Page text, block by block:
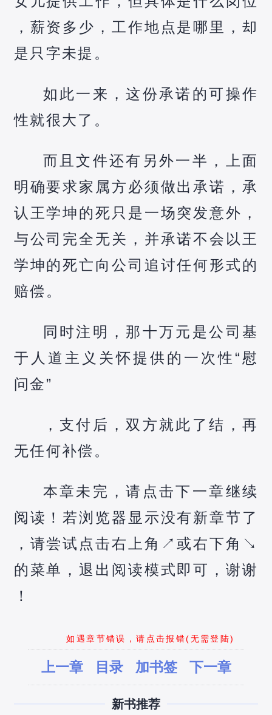
，薪资多少，工作地点是哪里，却
是只字未提。
如此一来，这份承诺的可操作
性就很大了。
而且文件还有另外一半，上面
明确要求家属方必须做出承诺，承
认王学坤的死只是一场突发意外，
与公司完全无关，并承诺不会以王
学坤的死亡向公司追讨任何形式的
赔偿。
同时注明，那十万元是公司基
于人道主义关怀提供的一次性“慰
问金”
，支付后，双方就此了结，再
无任何补偿。
本章未完，请点击下一章继续
阅读！若浏览器显示没有新章节了
，请尝试点击右上角↗️或右下角↘️
的菜单，退出阅读模式即可，谢谢
！
如遇章节错误，请点击报错(无需登陆)
上一章 目录 加书签 下一章
新书推荐